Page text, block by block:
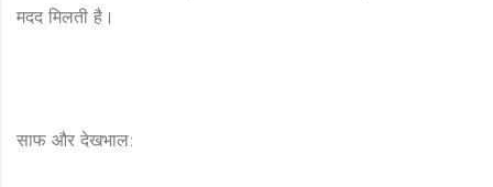
मदद मिलती है।
साफ और देखभाल: